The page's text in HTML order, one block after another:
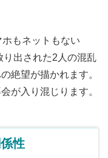
もネットもない
り出された2人の混乱
絶望が描かれます。
が入り混じります。
性